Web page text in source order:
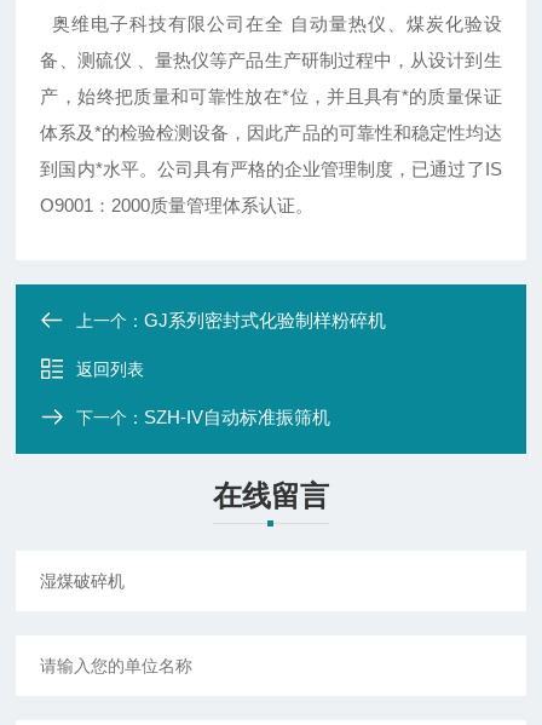
奥维电子科技有限公司在全 自动量热仪、煤炭化验设
备、测硫仪 、量热仪等产品生产研制过程中，从设计到生
产，始终把质量和可靠性放在*位，并且具有*的质量保证
体系及*的检验检测设备，因此产品的可靠性和稳定性均达
到国内*水平。公司具有严格的企业管理制度，已通过了IS
O9001：2000质量管理体系认证。
上一个：GJ系列密封式化验制样粉碎机
返回列表
下一个： SZH-IV自动标准振筛机
在线留言